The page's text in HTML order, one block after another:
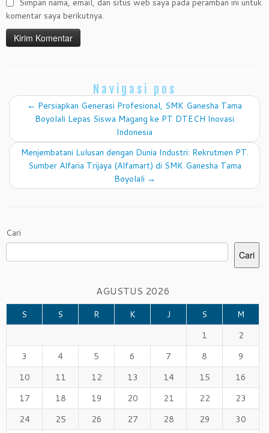
komentar saya berikutnya.
Navigasi pos
← Persiapkan Generasi Profesional, SMK Ganesha Tama
Boyolali Lepas Siswa Magang ke PT DTECH Inovasi
Indonesia
Menjembatani Lulusan dengan Dunia Industri: Rekrutmen PT.
Sumber Alfaria Trijaya (Alfamart) di SMK Ganesha Tama
Boyolali →
Cari
Cari
AGUSTUS 2026
S S R K J S
M
1
2
3
4 5 6 7 8
9
10
11 12 13 14 15
16
17
18 19 20 21 22
23
24
25 26 27 28 29
30